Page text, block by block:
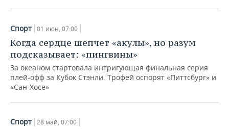
Спорт 01 июн, 07:00
Когда сердце шепчет «акулы», но разум
подсказывает: «пингвины»
За океаном стартовала интригующая финальная серия
плей-офф за Кубок Стэнли. Трофей оспорят «Питтсбург» и
«Сан-Хосе»
Спорт 28 май, 07:00